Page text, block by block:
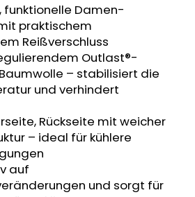
funktionelle Damen-
praktischem
Reißverschluss
Outlast®-
– stabilisiert die
und verhindert
Rückseite mit weicher
– ideal für kühlere
auf
und sorgt für